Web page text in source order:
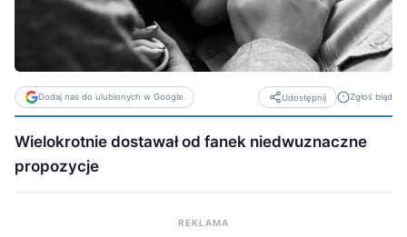
Dodaj nas do ulubionych w Google Udostępnij Zgłoś błąd
Wielokrotnie dostawał od fanek niedwuznaczne
propozycje
REKLAMA